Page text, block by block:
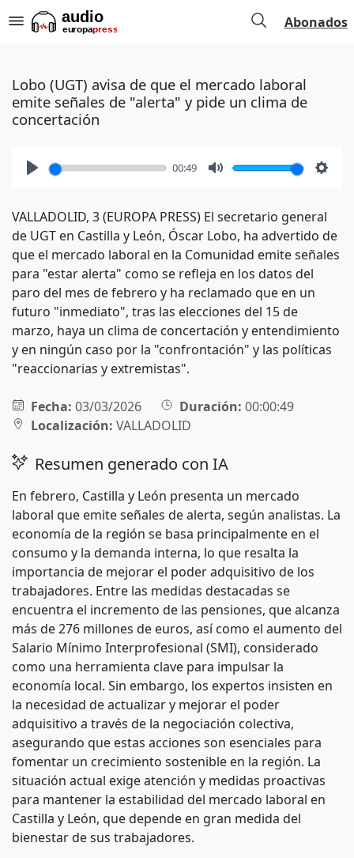
Abonados
Lobo (UGT) avisa de que el mercado laboral
emite señales de "alerta" y pide un clima de
concertación
00:49
VALLADOLID, 3 (EUROPA PRESS) El secretario general
de UGT en Castilla y León, Óscar Lobo, ha advertido de
que el mercado laboral en la Comunidad emite señales
para "estar alerta" como se refleja en los datos del
paro del mes de febrero y ha reclamado que en un
futuro "inmediato", tras las elecciones del 15 de
marzo, haya un clima de concertación y entendimiento
y en ningún caso por la "confrontación" y las políticas
"reaccionarias y extremistas".
Fecha: 03/03/2026 Duración: 00:00:49
Localización: VALLADOLID
Resumen generado con IA
En febrero, Castilla y León presenta un mercado
laboral que emite señales de alerta, según analistas. La
economía de la región se basa principalmente en el
consumo y la demanda interna, lo que resalta la
importancia de mejorar el poder adquisitivo de los
trabajadores. Entre las medidas destacadas se
encuentra el incremento de las pensiones, que alcanza
más de 276 millones de euros, así como el aumento del
Salario Mínimo Interprofesional (SMI), considerado
como una herramienta clave para impulsar la
economía local. Sin embargo, los expertos insisten en
la necesidad de actualizar y mejorar el poder
adquisitivo a través de la negociación colectiva,
asegurando que estas acciones son esenciales para
fomentar un crecimiento sostenible en la región. La
situación actual exige atención y medidas proactivas
para mantener la estabilidad del mercado laboral en
Castilla y León, que depende en gran medida del
bienestar de sus trabajadores.